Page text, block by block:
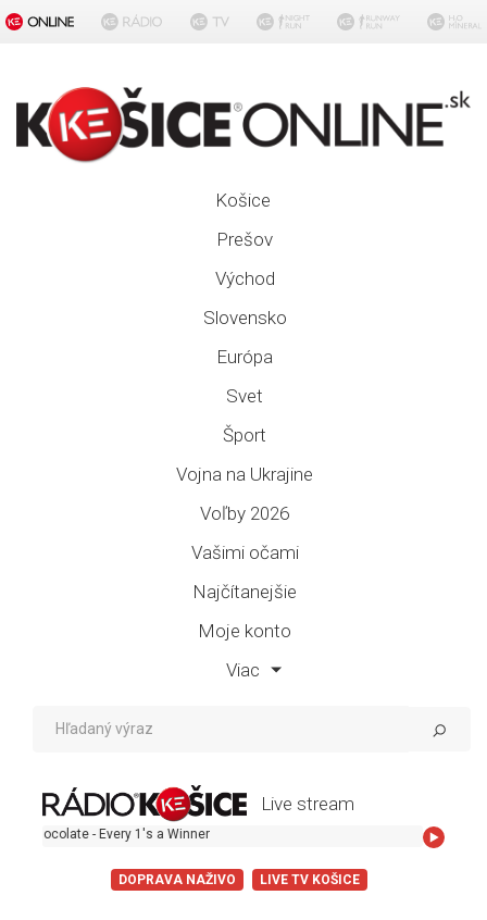
Košice
Prešov
Východ
Slovensko
Európa
Svet
Šport
Vojna na Ukrajine
Voľby 2026
Vašimi očami
Najčítanejšie
Moje konto
Viac
Live stream
- Every 1's a Winner
DOPRAVA NAŽIVO LIVE TV KOŠICE